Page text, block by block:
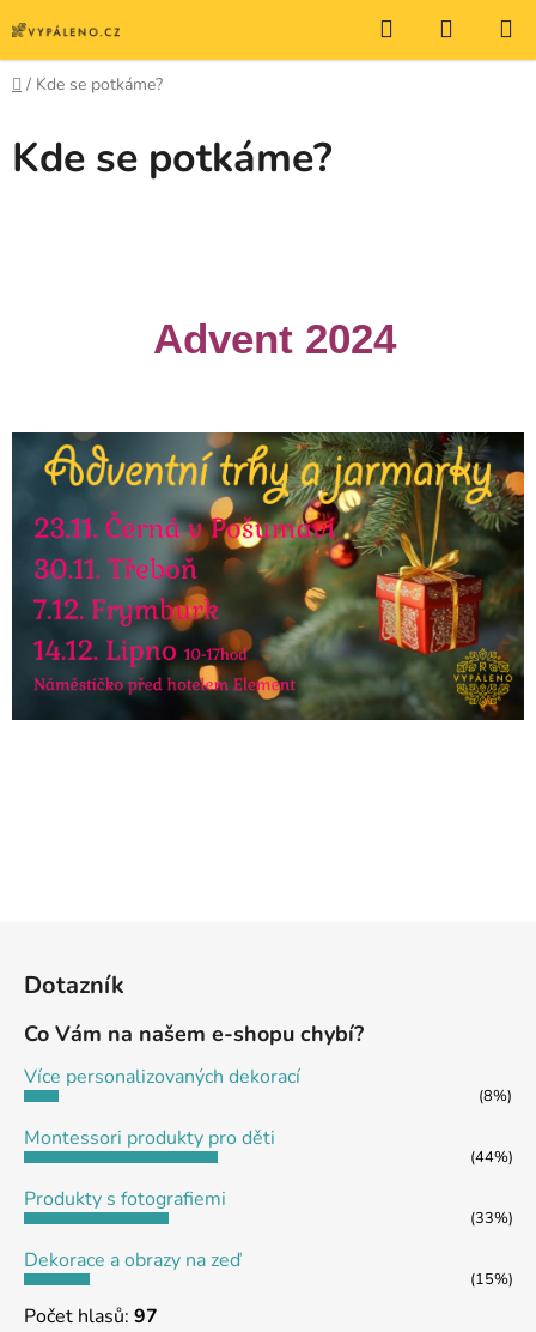
na
obsah
Hledat
KOŠÍK
Domů
/ Kde se potkáme?
Kde se potkáme?
Advent 2024
Dotazník
Co Vám na našem e-shopu chybí?
Více personalizovaných dekorací
(8%)
Montessori produkty pro děti
(44%)
Produkty s fotografiemi
(33%)
Dekorace a obrazy na zeď
(15%)
Počet hlasů: 97